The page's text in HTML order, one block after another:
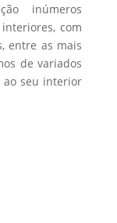
page
inúmeros
com
entre as mais
de variados
ao seu interior